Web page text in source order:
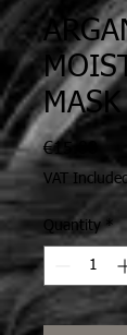
MASK
€15.00
VAT Included
Quantity *